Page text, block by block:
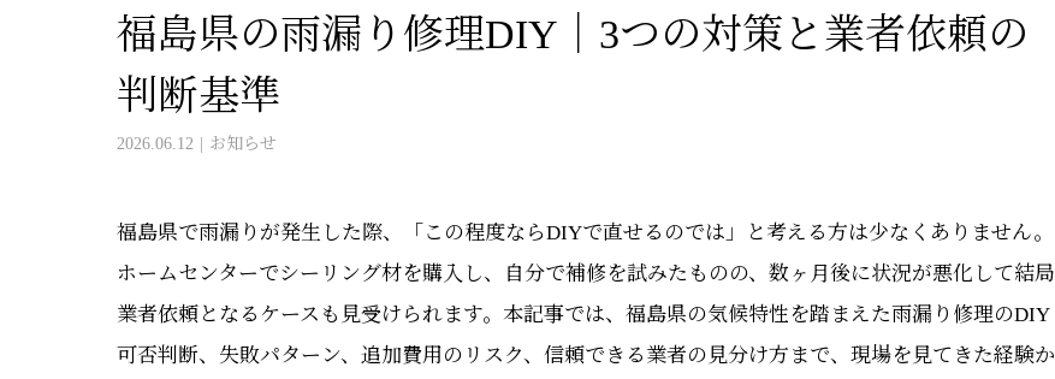
福島県の雨漏り修理DIY｜3つの対策と業者依頼の
判断基準
2026.06.12 お知らせ
福島県で雨漏りが発生した際、「この程度ならDIYで直せるのでは」と考える方は少なくありません。
ホームセンターでシーリング材を購入し、自分で補修を試みたものの、数ヶ月後に状況が悪化して結局
業者依頼となるケースも見受けられます。本記事では、福島県の気候特性を踏まえた雨漏り修理のDIY
可否判断、失敗パターン、追加費用のリスク、信頼できる業者の見分け方まで、現場を見てきた経験か